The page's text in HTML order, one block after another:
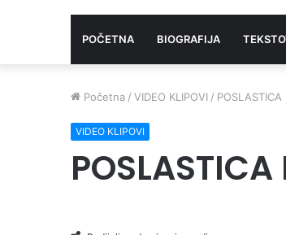
POČETNA BIOGRAFIJA
Početna / VIDEO KLIPOVI /
VIDEO KLIPOVI